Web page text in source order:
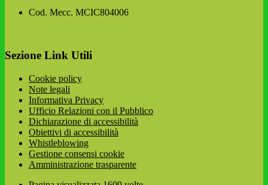
Cod. Mecc. MCIC804006
Sezione Link Utili
Cookie policy
Note legali
Informativa Privacy
Ufficio Relazioni con il Pubblico
Dichiarazione di accessibilità
Obiettivi di accessibilità
Whistleblowing
Gestione consensi cookie
Amministrazione trasparente